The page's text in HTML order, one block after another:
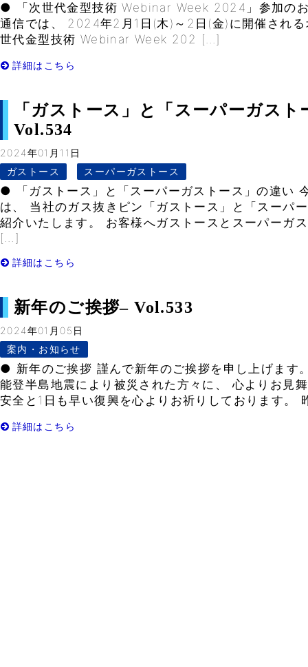
● 「次世代金型技術 Webinar Week 2024」参加の
通信では、 2024年2月1日(木)～2日(金)に開催され
世代金型技術 Webinar Week 202 […]
詳細はこちら
「ガストース」と「スーパーガスト
Vol.534
2024年01月11日
ガストース
スーパーガストース
● 「ガストース」と「スーパーガストース」の違い
は、 当社のガス抜きピン「ガストース」と「スーパ
紹介いたします。 お客様へガストースとスーパーガ
[…]
詳細はこちら
新年のご挨拶– Vol.533
2024年01月05日
案内・お知らせ
● 新年のご挨拶 謹んで新年のご挨拶を申し上げます
能登半島地震により被災された方々に、 心よりお見
安全と1日も早い復興を心よりお祈りしております。
詳細はこちら